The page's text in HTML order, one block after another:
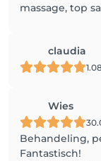
massage, top
claudia
Wies
Behandeling,
Fantastisch!